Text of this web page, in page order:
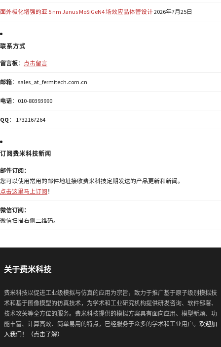
面外极化增强的亚 5 nm Janus MoSiGeN4 场效应晶体管设计2026年7月25日
联系方式
留言板： 点击留言
邮箱：sales_at_fermitech.com.cn
电话：010-80393990
QQ ： 1732167264
订阅费米科技新闻
邮件订阅：
您可以使用常用的邮件地址接收费米科技定期发送的产品更新和新闻。
点击这里马上订阅 ！
微信订阅：
微信扫描右侧二维码。
关于费米科技
费米科技以促进工业级模拟与仿真的应用为宗旨，致力于推广基于原子级别模拟技
术和基于图像模型的仿真技术，为学术和工业研究机构提供研发咨询、软件部署、
技术攻关等全方位的服务。费米科技提供的模拟方案具有面向应用、模型新颖、功
能丰富、计算高效、简单易用的特点，已经服务于众多的学术和工业用户。 欢迎加
入我们！（点击了解）